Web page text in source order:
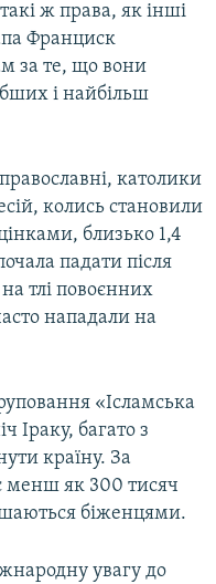
ж права, як інші
Франциск
за те, що вони
і найбільш
католики
колись становили
близько 1,4
падати після
тлі повоєнних
нападали на
«Ісламська
Іраку, багато з
країну. За
менш як 300 тисяч
біженцями.
увагу до